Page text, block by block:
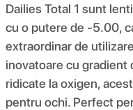
Dailies Total 1 sunt
cu o putere de -5.00,
extraordinar de
inovatoare cu gradient
ridicate la oxigen,
pentru ochi. Perfect